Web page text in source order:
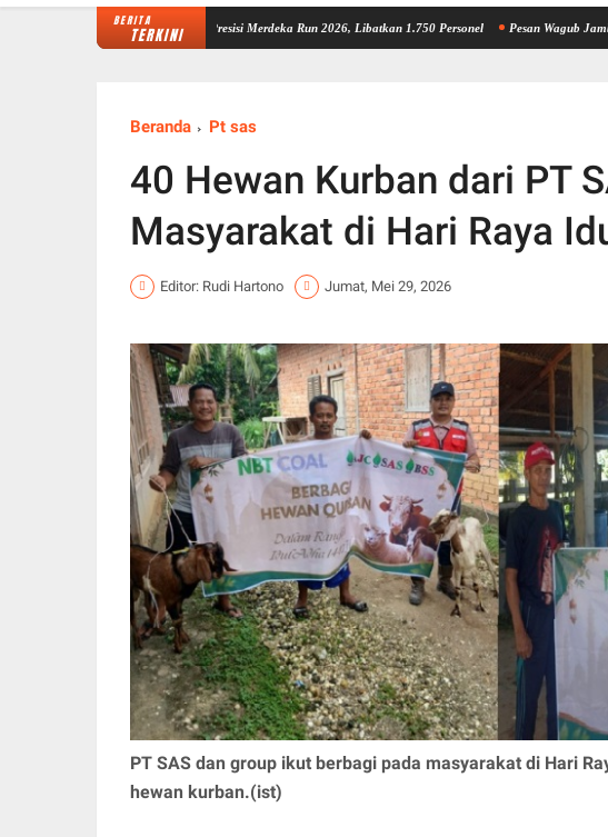
BERITA
TERKINI
Pengamanan Presisi Merdeka Run 2026, Libatkan 1.750 Personel Pesan Wagub Jambi ke Pelajar
Beranda Pt sas
40 Hewan Kurban dari PT
Masyarakat di Hari Raya
Editor: Rudi Hartono Jumat, Mei 29, 2026
PT SAS dan group ikut berbagi pada masyarakat di Hari
hewan kurban.(ist)